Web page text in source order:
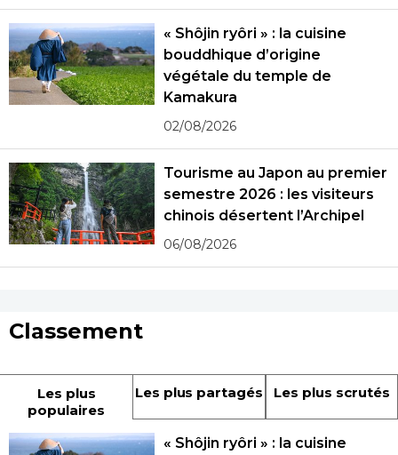
« Shôjin ryôri » : la cuisine
bouddhique d’origine
végétale du temple de
Kamakura
02/08/2026
Tourisme au Japon au premier
semestre 2026 : les visiteurs
chinois désertent l’Archipel
06/08/2026
Classement
Les plus
populaires
Les plus partagés Les plus scrutés
« Shôjin ryôri » : la cuisine